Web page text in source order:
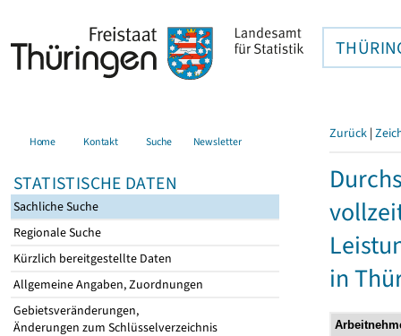
Home Kontakt Suche Newsletter
STATISTISCHE DATEN
Sachliche Suche
Regionale Suche
Kürzlich bereitgestellte Daten
Allgemeine Angaben, Zuordnungen
Gebietsveränderungen,
Änderungen zum Schlüsselverzeichnis
Zurück |
in